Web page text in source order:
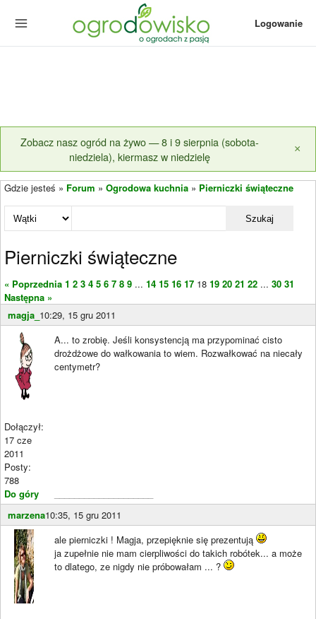
Logowanie
Zobacz nasz ogród na żywo — 8 i 9 sierpnia (sobota-
niedziela), kiermasz w niedzielę
×
Gdzie jesteś » Forum » Ogrodowa kuchnia » Pierniczki świąteczne
Szukaj
Pierniczki świąteczne
« Poprzednia 1 2 3 4 5 6 7 8 9 ... 14 15 16 17 18 19 20 21 22 ... 30 31
Następna »
magja_ 10:29, 15 gru 2011
Dołączył:
17 cze
2011
Posty:
788
Do góry
A... to zrobię. Jeśli konsystencją ma przypominać cisto
drożdżowe do wałkowania to wiem. Rozwałkować na niecały
centymetr?
marzena10:35, 15 gru 2011
ale pierniczki ! Magja, przepięknie się prezentują
ja zupełnie nie mam cierpliwości do takich robótek... a może
to dlatego, ze nigdy nie próbowałam ... ?